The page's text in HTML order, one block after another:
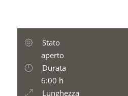
Stato
aperto
Durata
6:00 h
Lunghezza